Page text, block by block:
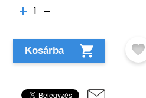
1
Kosárba